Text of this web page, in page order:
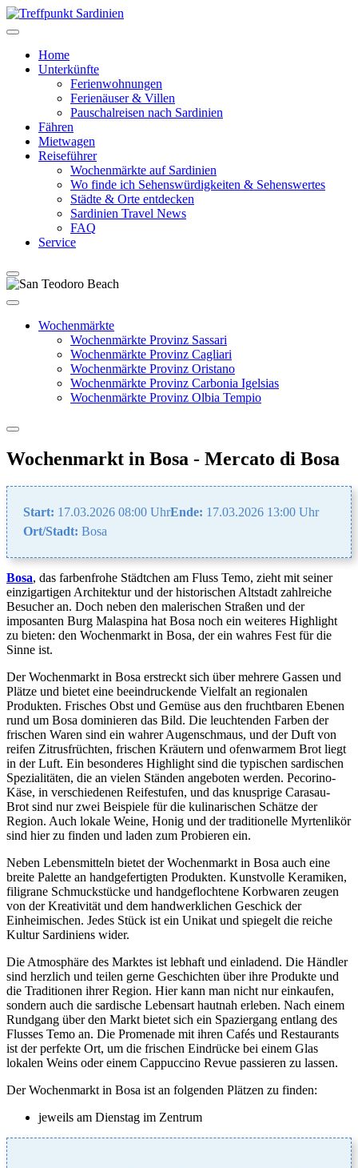
Home
Unterkünfte
Ferienwohnungen
Ferienäuser & Villen
Pauschalreisen nach Sardinien
Fähren
Mietwagen
Reiseführer
Wochenmärkte auf Sardinien
Wo finde ich Sehenswürdigkeiten & Sehenswertes
Städte & Orte entdecken
Sardinien Travel News
FAQ
Service
Wochenmärkte
Wochenmärkte Provinz Sassari
Wochenmärkte Provinz Cagliari
Wochenmärkte Provinz Oristano
Wochenmärkte Provinz Carbonia Igelsias
Wochenmärkte Provinz Olbia Tempio
Wochenmarkt in Bosa - Mercato di Bosa
Start: 17.03.2026 08:00 UhrEnde: 17.03.2026 13:00 Uhr
Ort/Stadt: Bosa
Bosa, das farbenfrohe Städtchen am Fluss Temo, zieht mit seiner
einzigartigen Architektur und der historischen Altstadt zahlreiche
Besucher an. Doch neben den malerischen Straßen und der
imposanten Burg Malaspina hat Bosa noch ein weiteres Highlight
zu bieten: den Wochenmarkt in Bosa, der ein wahres Fest für die
Sinne ist.
Der Wochenmarkt in Bosa erstreckt sich über mehrere Gassen und
Plätze und bietet eine beeindruckende Vielfalt an regionalen
Produkten. Frisches Obst und Gemüse aus den fruchtbaren Ebenen
rund um Bosa dominieren das Bild. Die leuchtenden Farben der
frischen Waren sind ein wahrer Augenschmaus, und der Duft von
reifen Zitrusfrüchten, frischen Kräutern und ofenwarmem Brot liegt
in der Luft. Ein besonderes Highlight sind die typischen sardischen
Spezialitäten, die an vielen Ständen angeboten werden. Pecorino-
Käse, in verschiedenen Reifestufen, und das knusprige Carasau-
Brot sind nur zwei Beispiele für die kulinarischen Schätze der
Region. Auch lokale Weine, Honig und der traditionelle Myrtenlikör
sind hier zu finden und laden zum Probieren ein.
Neben Lebensmitteln bietet der Wochenmarkt in Bosa auch eine
breite Palette an handgefertigten Produkten. Kunstvolle Keramiken,
filigrane Schmuckstücke und handgeflochtene Korbwaren zeugen
von der Kreativität und dem handwerklichen Geschick der
Einheimischen. Jedes Stück ist ein Unikat und spiegelt die reiche
Kultur Sardiniens wider.
Die Atmosphäre des Marktes ist lebhaft und einladend. Die Händler
sind herzlich und teilen gerne Geschichten über ihre Produkte und
die Traditionen ihrer Region. Hier kann man nicht nur einkaufen,
sondern auch die sardische Lebensart hautnah erleben. Nach einem
Rundgang über den Markt bietet sich ein Spaziergang entlang des
Flusses Temo an. Die Promenade mit ihren Cafés und Restaurants
ist der perfekte Ort, um die frischen Eindrücke bei einem Glas
lokalen Weins oder einem Cappuccino Revue passieren zu lassen.
Der Wochenmarkt in Bosa ist an folgenden Plätzen zu finden:
jeweils am Dienstag im Zentrum